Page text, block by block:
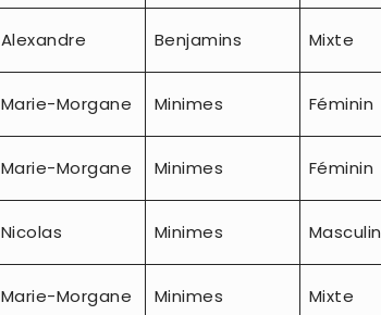
Alexandre Benjamins Mixte
Marie-Morgane Minimes Féminin
Marie-Morgane Minimes Féminin
Nicolas Minimes Masculin
Marie-Morgane Minimes Mixte